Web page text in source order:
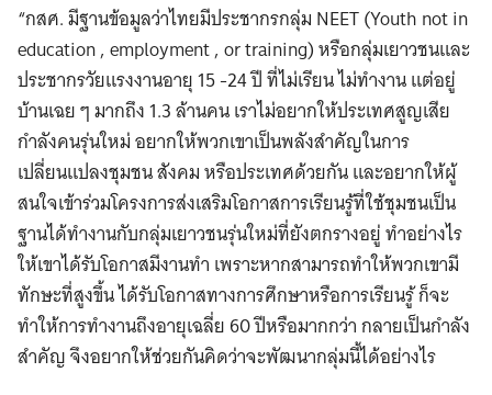
“กสศ. มีฐานข้อมูลว่าไทยมีประชากรกลุ่ม NEET (Youth not in
education , employment , or training) หรือกลุ่มเยาวชนและ
ประชากรวัยแรงงานอายุ 15 -24 ปี ที่ไม่เรียน ไม่ทำงาน แต่อยู่
บ้านเฉย ๆ มากถึง 1.3 ล้านคน เราไม่อยากให้ประเทศสูญเสีย
กำลังคนรุ่นใหม่ อยากให้พวกเขาเป็นพลังสำคัญในการ
เปลี่ยนแปลงชุมชน สังคม หรือประเทศด้วยกัน และอยากให้ผู้
สนใจเข้าร่วมโครงการส่งเสริมโอกาสการเรียนรู้ที่ใช้ชุมชนเป็น
ฐานได้ทำงานกับกลุ่มเยาวชนรุ่นใหม่ที่ยังตกรางอยู่ ทำอย่างไร
ให้เขาได้รับโอกาสมีงานทำ เพราะหากสามารถทำให้พวกเขามี
ทักษะที่สูงขึ้น ได้รับโอกาสทางการศึกษาหรือการเรียนรู้ ก็จะ
ทำให้การทำงานถึงอายุเฉลี่ย 60 ปีหรือมากกว่า กลายเป็นกำลัง
สำคัญ จึงอยากให้ช่วยกันคิดว่าจะพัฒนากลุ่มนี้ได้อย่างไร